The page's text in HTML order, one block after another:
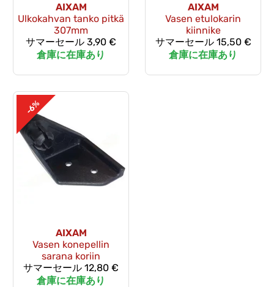
AIXAM
Ulkokahvan tanko pitkä
307mm
サマーセール 3,90 €
倉庫に在庫あり
AIXAM
Vasen etulokarin
kiinnike
サマーセール15,50 €
倉庫に在庫あり
-6%
AIXAM
Vasen konepellin
sarana koriin
サマーセール 12,80 €
倉庫に在庫あり